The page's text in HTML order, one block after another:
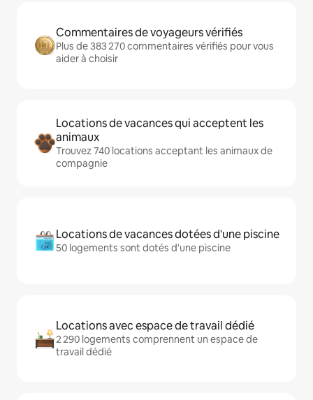
Commentaires de voyageurs vérifiés
Plus de 383 270 commentaires vérifiés pour vous
aider à choisir
Locations de vacances qui acceptent les
animaux
Trouvez 740 locations acceptant les animaux de
compagnie
Locations de vacances dotées d'une piscine
50 logements sont dotés d'une piscine
Locations avec espace de travail dédié
2 290 logements comprennent un espace de
travail dédié